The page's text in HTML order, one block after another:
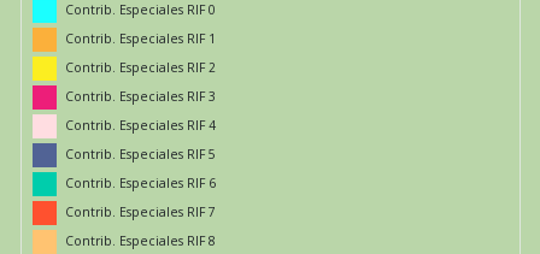
Contrib. Especiales RIF 0
Contrib. Especiales RIF 1
Contrib. Especiales RIF 2
Contrib. Especiales RIF 3
Contrib. Especiales RIF 4
Contrib. Especiales RIF 5
Contrib. Especiales RIF 6
Contrib. Especiales RIF 7
Contrib. Especiales RIF 8